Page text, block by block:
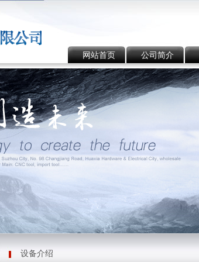
网站首页 公司简介
设备介绍